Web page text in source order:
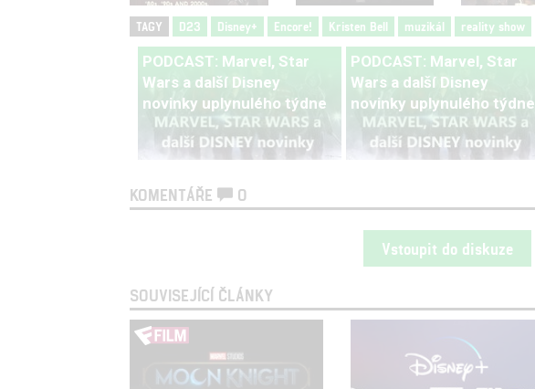
TAGY D23 Disney+ Encore! Kristen Bell muzikál reality show
PODCAST: Marvel, Star
Wars a další Disney
novinky uplynulého týdne
PODCAST: Marvel, Star
Wars a další Disney
novinky uplynulého týdne
KOMENTÁŘE 0
Vstoupit do diskuze
SOUVISEJÍCÍ ČLÁNKY